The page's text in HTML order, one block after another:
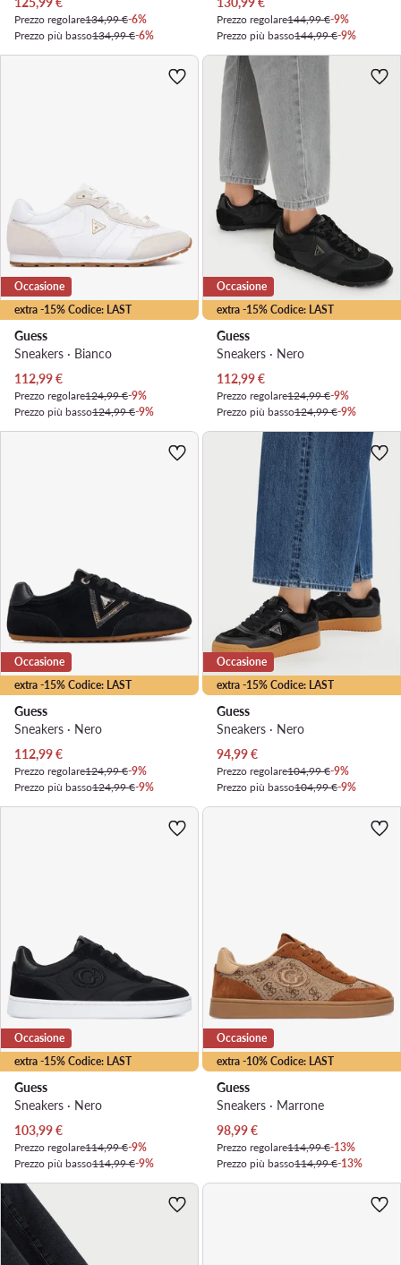
Prezzo regolare134,99 €-6%
Prezzo più basso134,99 €-6%
Prezzo regolare144,99 €-9%
Prezzo più basso144,99 €-9%
extra -15% Codice: LAST
Occasione
Guess
Sneakers · Bianco
Prezzo attuale
112,99€
Prezzo regolare124,99 €-9%
Prezzo più basso124,99 €-9%
extra -15% Codice: LAST
Occasione
Guess
Sneakers · Nero
Prezzo attuale
112,99€
Prezzo regolare124,99 €-9%
Prezzo più basso124,99 €-9%
extra -15% Codice: LAST
Occasione
Guess
Sneakers · Nero
Prezzo attuale
112,99€
Prezzo regolare124,99 €-9%
Prezzo più basso124,99 €-9%
extra -15% Codice: LAST
Occasione
Guess
Sneakers · Nero
Prezzo attuale
94,99€
Prezzo regolare104,99 €-9%
Prezzo più basso104,99 €-9%
extra -15% Codice: LAST
Occasione
Guess
Sneakers · Nero
Prezzo attuale
103,99€
Prezzo regolare114,99 €-9%
Prezzo più basso114,99 €-9%
extra -10% Codice: LAST
Occasione
Guess
Sneakers · Marrone
Prezzo attuale
98,99€
Prezzo regolare114,99 €-13%
Prezzo più basso114,99 €-13%